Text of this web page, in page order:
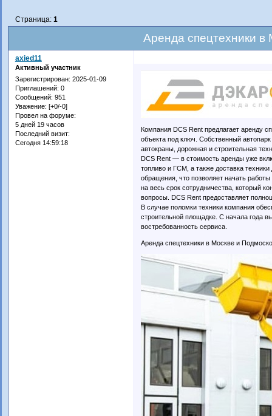
Аренда спецтехники в
Страница: 1
axied11
Активный участник
Зарегистрирован: 2025-01-09
Приглашений: 0
Сообщений: 951
Уважение: [+0/-0]
Провел на форуме:
5 дней 19 часов
Последний визит:
Сегодня 14:59:18
Компания DCS Rent предлагает аренду
объекта под ключ. Собственный
автокраны, дорожная и строительная
DCS Rent — в стоимость аренды уже
топливо и ГСМ, а также доставка
обращения, что позволяет начать
на весь срок сотрудничества, который
вопросы. DCS Rent предоставляет
В случае поломки техники компания
строительной площадке. С начала года
востребованность сервиса.
Аренда спецтехники в Москве и